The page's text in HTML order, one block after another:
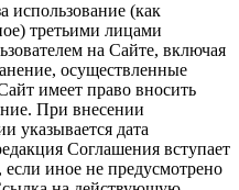
использование (как
третьими лицами
на Сайте, включая
осуществленные
имеет право вносить
При внесении
указывается дата
Соглашения вступает
иное не предусмотрено